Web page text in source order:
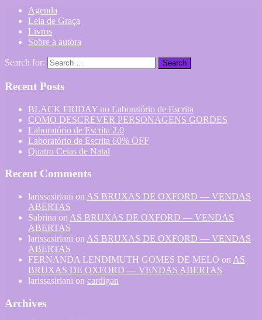
Agenda
Leia de Graça
Livros
Sobre a autora
Search for:
Recent Posts
BLACK FRIDAY no Laboratório de Escrita
COMO DESCREVER PERSONAGENS GORDES
Laboratório de Escrita 2.0
Laboratório de Escrita 60% OFF
Quatro Ceias de Natal
Recent Comments
larissasiriani on AS BRUXAS DE OXFORD — VENDAS
ABERTAS
Sabrina on AS BRUXAS DE OXFORD — VENDAS
ABERTAS
larissasiriani on AS BRUXAS DE OXFORD — VENDAS
ABERTAS
FERNANDA LENDIMUTH GOMES DE MELO on AS
BRUXAS DE OXFORD — VENDAS ABERTAS
larissasiriani on cardigan
Archives